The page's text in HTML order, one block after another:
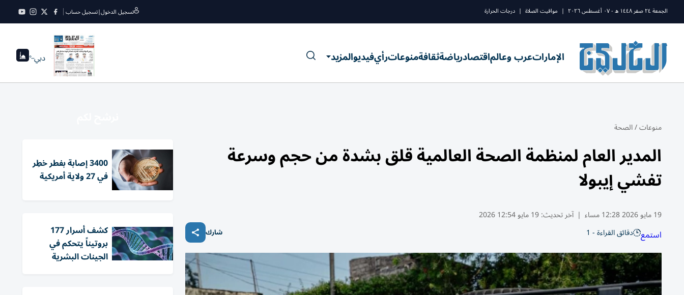
الجمعة ٢٤ صفر ١٤٤٨ ه - ٠٧ أغسطس ٢٠٢٦ | مواقيت الصلاة | درجات الحرارة تسجيل الدخول|تسجيل حساب
الإماراتعرب وعالماقتصادرياضةثقافةمنوعاترأيفيديوالمزيد دبي--°
منوعات/الصحة
المدير العام لمنظمة الصحة العالمية قلق بشدة من حجم وسرعة
تفشي إيبولا
19 مايو 2026 12:28 مساء | آخر تحديث:19 مايو 12:54 2026
استمع دقائق القراءة - 1 شارك
3400 إصابة بفطر خطِر
في 27 ولاية أمريكية
كشف أسرار 177
بروتيناً يتحكم في
الجينات البشرية